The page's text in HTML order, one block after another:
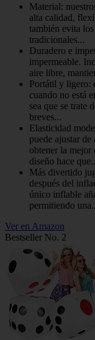
Material:
alta calidad,
también evita
tradicionales...
Duradero e
impermeable.
aire libre,
Portátil y ligero:
cuando no está
sea que se trate
breves...
Elasticidad
puede ajustar de
obtener la mejor
diseño hace
Más divertido
después del
único inflable
permitiendo
Ver en Amazon
Bestseller No. 2